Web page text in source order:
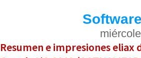
Software
Resumen e impresiones eliax